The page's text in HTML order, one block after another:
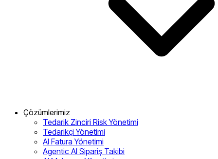
Çözümlerimiz
Tedarik Zinciri Risk Yönetimi
Tedarikçi Yönetimi
AI Fatura Yönetimi
Agentic AI Sipariş Takibi